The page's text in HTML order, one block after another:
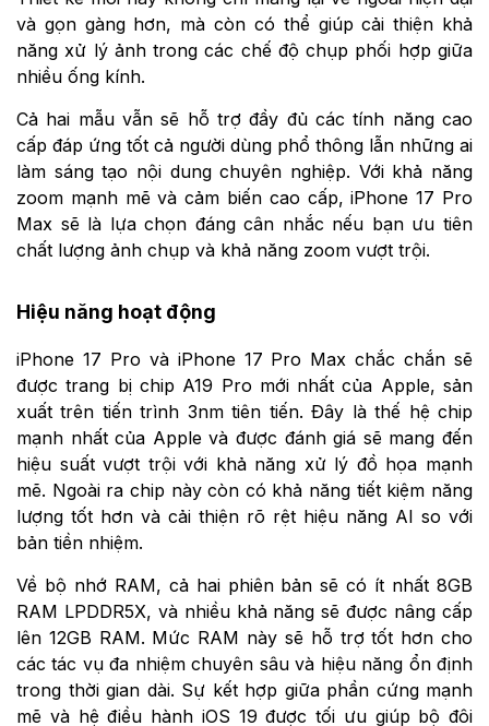
và gọn gàng hơn, mà còn có thể giúp cải thiện khả
năng xử lý ảnh trong các chế độ chụp phối hợp giữa
nhiều ống kính.
Cả hai mẫu vẫn sẽ hỗ trợ đầy đủ các tính năng cao
cấp đáp ứng tốt cả người dùng phổ thông lẫn những ai
làm sáng tạo nội dung chuyên nghiệp. Với khả năng
zoom mạnh mẽ và cảm biến cao cấp, iPhone 17 Pro
Max sẽ là lựa chọn đáng cân nhắc nếu bạn ưu tiên
chất lượng ảnh chụp và khả năng zoom vượt trội.
Hiệu năng hoạt động
iPhone 17 Pro và iPhone 17 Pro Max chắc chắn sẽ
được trang bị chip A19 Pro mới nhất của Apple, sản
xuất trên tiến trình 3nm tiên tiến. Đây là thế hệ chip
mạnh nhất của Apple và được đánh giá sẽ mang đến
hiệu suất vượt trội với khả năng xử lý đồ họa mạnh
mẽ. Ngoài ra chip này còn có khả năng tiết kiệm năng
lượng tốt hơn và cải thiện rõ rệt hiệu năng AI so với
bản tiền nhiệm.
Về bộ nhớ RAM, cả hai phiên bản sẽ có ít nhất 8GB
RAM LPDDR5X, và nhiều khả năng sẽ được nâng cấp
lên 12GB RAM. Mức RAM này sẽ hỗ trợ tốt hơn cho
các tác vụ đa nhiệm chuyên sâu và hiệu năng ổn định
trong thời gian dài. Sự kết hợp giữa phần cứng mạnh
mẽ và hệ điều hành iOS 19 được tối ưu giúp bộ đôi